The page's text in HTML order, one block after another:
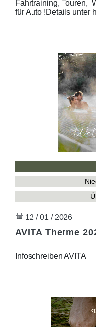
Fahrtraining, Touren,
für Auto !Details unter
12 / 01 / 2026
AVITA Therme
Infoschreiben AVITA